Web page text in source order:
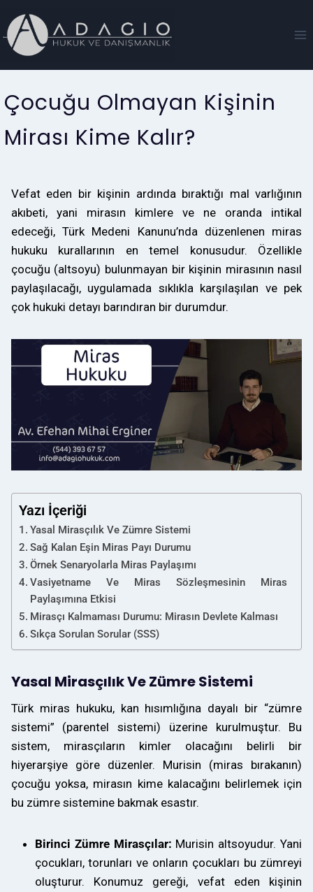
Çocuğu Olmayan Kişinin
Mirası Kime Kalır?
Vefat eden bir kişinin ardında bıraktığı mal varlığının
akıbeti, yani mirasın kimlere ve ne oranda intikal
edeceği, Türk Medeni Kanunu’nda düzenlenen miras
hukuku kurallarının en temel konusudur. Özellikle
çocuğu (altsoyu) bulunmayan bir kişinin mirasının nasıl
paylaşılacağı, uygulamada sıklıkla karşılaşılan ve pek
çok hukuki detayı barındıran bir durumdur.
Yazı İçeriği
Yasal Mirasçılık Ve Zümre Sistemi
Sağ Kalan Eşin Miras Payı Durumu
Örnek Senaryolarla Miras Paylaşımı
Vasiyetname Ve Miras Sözleşmesinin Miras
Paylaşımına Etkisi
Mirasçı Kalmaması Durumu: Mirasın Devlete Kalması
Sıkça Sorulan Sorular (SSS)
Yasal Mirasçılık Ve Zümre Sistemi
Türk miras hukuku, kan hısımlığına dayalı bir “zümre
sistemi” (parentel sistemi) üzerine kurulmuştur. Bu
sistem, mirasçıların kimler olacağını belirli bir
hiyerarşiye göre düzenler. Murisin (miras bırakanın)
çocuğu yoksa, mirasın kime kalacağını belirlemek için
bu zümre sistemine bakmak esastır.
Birinci Zümre Mirasçılar: Murisin altsoyudur. Yani
çocukları, torunları ve onların çocukları bu zümreyi
oluşturur. Konumuz gereği, vefat eden kişinin